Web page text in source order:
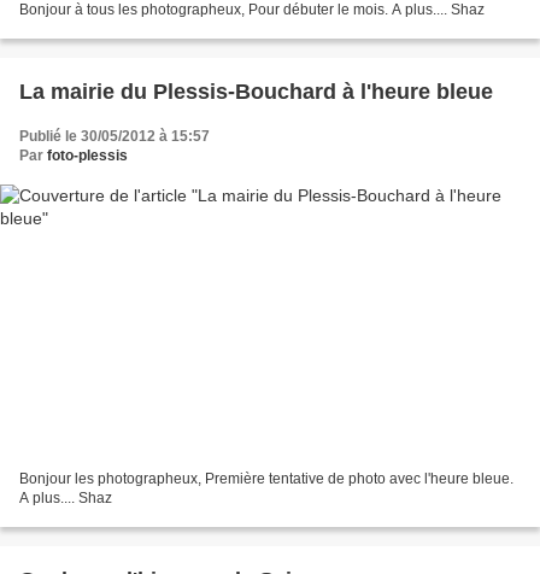
Bonjour à tous les photographeux, Pour débuter le mois. A plus.... Shaz
La mairie du Plessis-Bouchard à l'heure bleue
Publié le 30/05/2012 à 15:57
Par foto-plessis
Bonjour les photographeux, Première tentative de photo avec l'heure bleue.
A plus.... Shaz